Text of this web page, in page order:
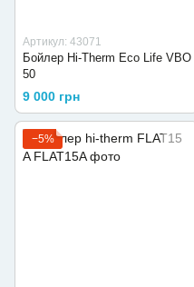
Артикул: 43071
Бойлер Hi-Therm Eco Life VBO
50
9 000 грн
−5%